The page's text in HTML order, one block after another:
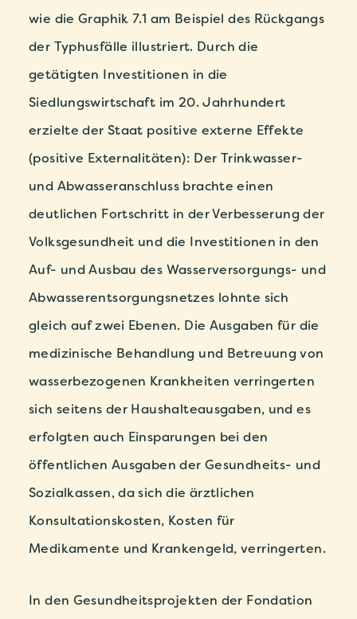
wie die Graphik 7.1 am Beispiel des Rückgangs
der Typhusfälle illustriert. Durch die
getätigten Investitionen in die
Siedlungswirtschaft im 20. Jahrhundert
erzielte der Staat positive externe Effekte
(positive Externalitäten): Der Trinkwasser-
und Abwasseranschluss brachte einen
deutlichen Fortschritt in der Verbesserung der
Volksgesundheit und die Investitionen in den
Auf- und Ausbau des Wasserversorgungs- und
Abwasserentsorgungsnetzes lohnte sich
gleich auf zwei Ebenen. Die Ausgaben für die
medizinische Behandlung und Betreuung von
wasserbezogenen Krankheiten verringerten
sich seitens der Haushalteausgaben, und es
erfolgten auch Einsparungen bei den
öffentlichen Ausgaben der Gesundheits- und
Sozialkassen, da sich die ärztlichen
Konsultationskosten, Kosten für
Medikamente und Krankengeld, verringerten.
In den Gesundheitsprojekten der Fondation